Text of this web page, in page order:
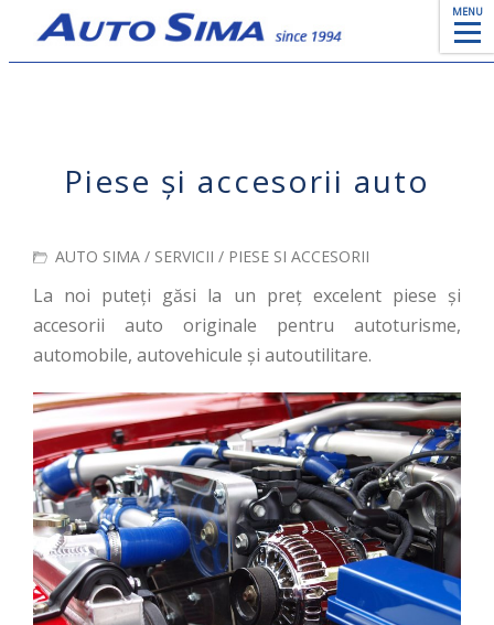
MENU
Piese și accesorii auto
AUTO SIMA/ SERVICII / PIESE SI ACCESORII
La noi puteți găsi la un preț excelent piese și
accesorii auto originale pentru autoturisme,
automobile, autovehicule și autoutilitare.